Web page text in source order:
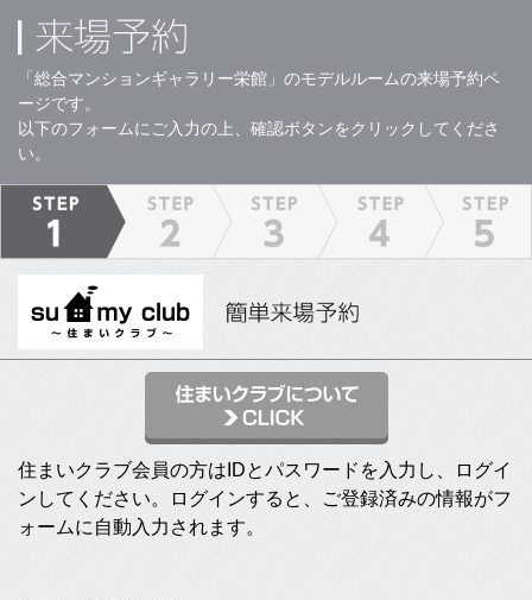
「総合マンションギャラリー栄館」のモデルルームの来場予約ペ
ージです。
以下のフォームにご入力の上、確認ボタンをクリックしてくださ
い。
住まいクラブ会員の方はIDとパスワードを入力し、ログイ
ンしてください。ログインすると、ご登録済みの情報がフ
ォームに自動入力されます。